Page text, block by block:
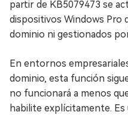
partir de KB5079473 se
dispositivos Windows Pro
dominio ni gestionados
En entornos
dominio, esta función
no funcionará a menos
habilite explícitamente.